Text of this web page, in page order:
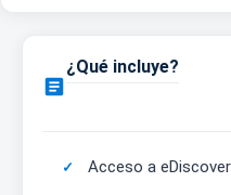

¿Qué incluye?
Acceso a